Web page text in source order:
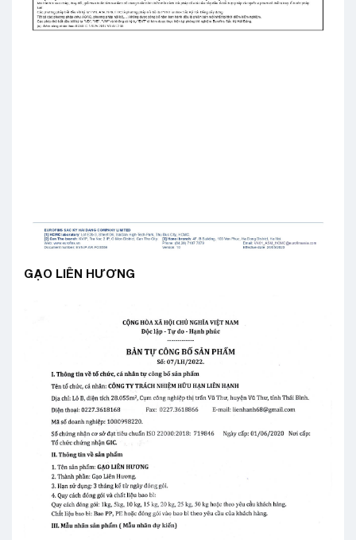
GẠO LIÊN HƯƠNG